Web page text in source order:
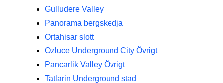
Gulludere Valley
Panorama bergskedja
Ortahisar slott
Ozluce Underground City Övrigt
Pancarlik Valley Övrigt
Tatlarin Underground stad